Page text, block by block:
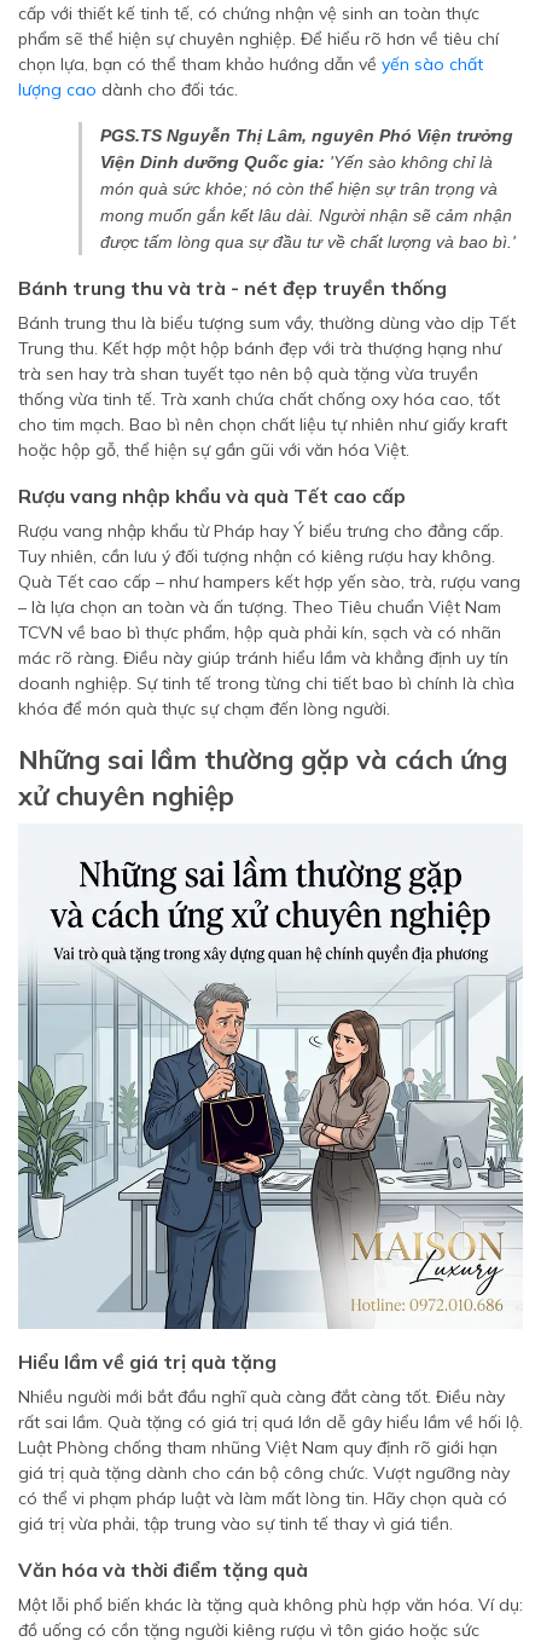
cấp với thiết kế tinh tế, có chứng nhận vệ sinh an toàn thực
phẩm sẽ thể hiện sự chuyên nghiệp. Để hiểu rõ hơn về tiêu chí
chọn lựa, bạn có thể tham khảo hướng dẫn về yến sào chất
lượng cao dành cho đối tác.
PGS.TS Nguyễn Thị Lâm, nguyên Phó Viện trưởng
Viện Dinh dưỡng Quốc gia: 'Yến sào không chỉ là
món quà sức khỏe; nó còn thể hiện sự trân trọng và
mong muốn gắn kết lâu dài. Người nhận sẽ cảm nhận
được tấm lòng qua sự đầu tư về chất lượng và bao bì.'
Bánh trung thu và trà - nét đẹp truyền thống
Bánh trung thu là biểu tượng sum vầy, thường dùng vào dịp Tết
Trung thu. Kết hợp một hộp bánh đẹp với trà thượng hạng như
trà sen hay trà shan tuyết tạo nên bộ quà tặng vừa truyền
thống vừa tinh tế. Trà xanh chứa chất chống oxy hóa cao, tốt
cho tim mạch. Bao bì nên chọn chất liệu tự nhiên như giấy kraft
hoặc hộp gỗ, thể hiện sự gần gũi với văn hóa Việt.
Rượu vang nhập khẩu và quà Tết cao cấp
Rượu vang nhập khẩu từ Pháp hay Ý biểu trưng cho đẳng cấp.
Tuy nhiên, cần lưu ý đối tượng nhận có kiêng rượu hay không.
Quà Tết cao cấp – như hampers kết hợp yến sào, trà, rượu vang
– là lựa chọn an toàn và ấn tượng. Theo Tiêu chuẩn Việt Nam
TCVN về bao bì thực phẩm, hộp quà phải kín, sạch và có nhãn
mác rõ ràng. Điều này giúp tránh hiểu lầm và khẳng định uy tín
doanh nghiệp. Sự tinh tế trong từng chi tiết bao bì chính là chìa
khóa để món quà thực sự chạm đến lòng người.
Những sai lầm thường gặp và cách ứng
xử chuyên nghiệp
Hiểu lầm về giá trị quà tặng
Nhiều người mới bắt đầu nghĩ quà càng đắt càng tốt. Điều này
rất sai lầm. Quà tặng có giá trị quá lớn dễ gây hiểu lầm về hối lộ.
Luật Phòng chống tham nhũng Việt Nam quy định rõ giới hạn
giá trị quà tặng dành cho cán bộ công chức. Vượt ngưỡng này
có thể vi phạm pháp luật và làm mất lòng tin. Hãy chọn quà có
giá trị vừa phải, tập trung vào sự tinh tế thay vì giá tiền.
Văn hóa và thời điểm tặng quà
Một lỗi phổ biến khác là tặng quà không phù hợp văn hóa. Ví dụ:
đồ uống có cồn tặng người kiêng rượu vì tôn giáo hoặc sức